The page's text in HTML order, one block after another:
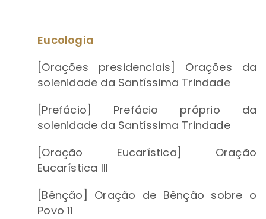
Eucologia
[Orações presidenciais] Orações da
solenidade da Santíssima Trindade
[Prefácio] Prefácio próprio da
solenidade da Santíssima Trindade
[Oração Eucarística] Oração
Eucarística III
[Bênção] Oração de Bênção sobre o
Povo 11